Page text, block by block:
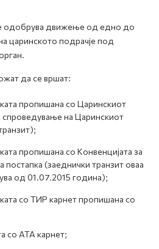
одобрува движење од едно до
царинското подрачје под
да се вршат:
пропишана со Царинскиот
спроведување на Царинскиот
пропишана со Конвенцијата за
постапка (заеднички транзит оваа
од 01.07.2015 година);
со ТИР карнет пропишана со
со АТА карнет;